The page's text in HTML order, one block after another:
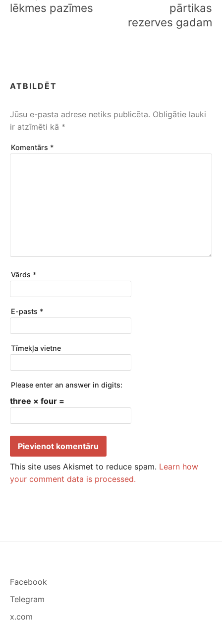
lēkmes pazīmes
pārtikas
rezerves gadam
ATBILDĒT
Jūsu e-pasta adrese netiks publicēta. Obligātie lauki
ir atzīmēti kā *
Komentārs *
Vārds *
E-pasts *
Tīmekļa vietne
Please enter an answer in digits:
three × four =
This site uses Akismet to reduce spam. Learn how
your comment data is processed.
Facebook
Telegram
x.com